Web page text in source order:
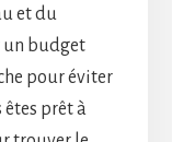
et du
un budget
pour éviter
êtes prêt à